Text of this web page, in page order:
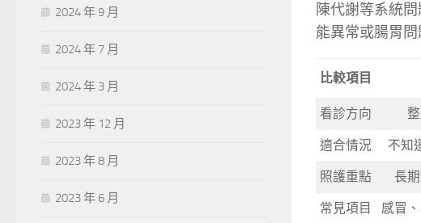
陳代謝等系統
能異常或腸胃
比較項目
看診方向
適合情況 不知
照護重點 長
常見項目 感冒
2024 年 9 月
2024 年 7 月
2024 年 3 月
2023 年 12 月
2023 年 8 月
2023 年 6 月